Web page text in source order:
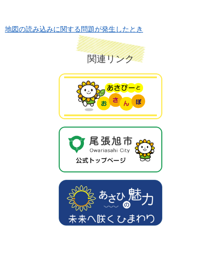
地図の読み込みに関する問題が発生したとき
関連リンク